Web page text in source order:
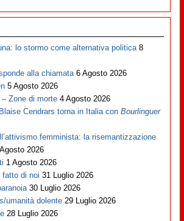
lo stormo come alternativa politica 8
alla chiamata 6 Agosto 2026
5 Agosto 2026
Zone di morte 4 Agosto 2026
Cendrars torna in Italia conBourlinguer
femminista: la risemantizzazione
2026
1 Agosto 2026
fatto di noi 31 Luglio 2026
30 Luglio 2026
umanità dolente 29 Luglio 2026
28 Luglio 2026